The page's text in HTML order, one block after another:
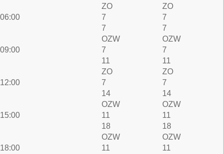
06:00
ZO
7
7
ZO
7
7
09:00
OZW
7
11
OZW
7
11
12:00
ZO
7
14
ZO
7
14
15:00
OZW
11
18
OZW
11
18
18:00
OZW
11
OZW
11